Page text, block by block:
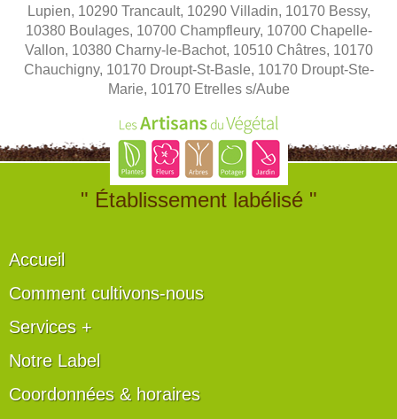
Lupien, 10290 Trancault, 10290 Villadin, 10170 Bessy,
10380 Boulages, 10700 Champfleury, 10700 Chapelle-
Vallon, 10380 Charny-le-Bachot, 10510 Châtres, 10170
Chauchigny, 10170 Droupt-St-Basle, 10170 Droupt-Ste-
Marie, 10170 Etrelles s/Aube
" Établissement labélisé "
Accueil
Comment cultivons-nous
Services +
Notre Label
Coordonnées & horaires